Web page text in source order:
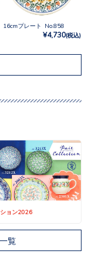
16cmプレート No.858
¥4,730(税込)
ョン2026
覧